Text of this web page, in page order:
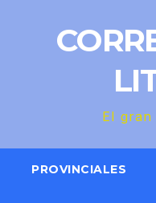
El
PROVINCIALES